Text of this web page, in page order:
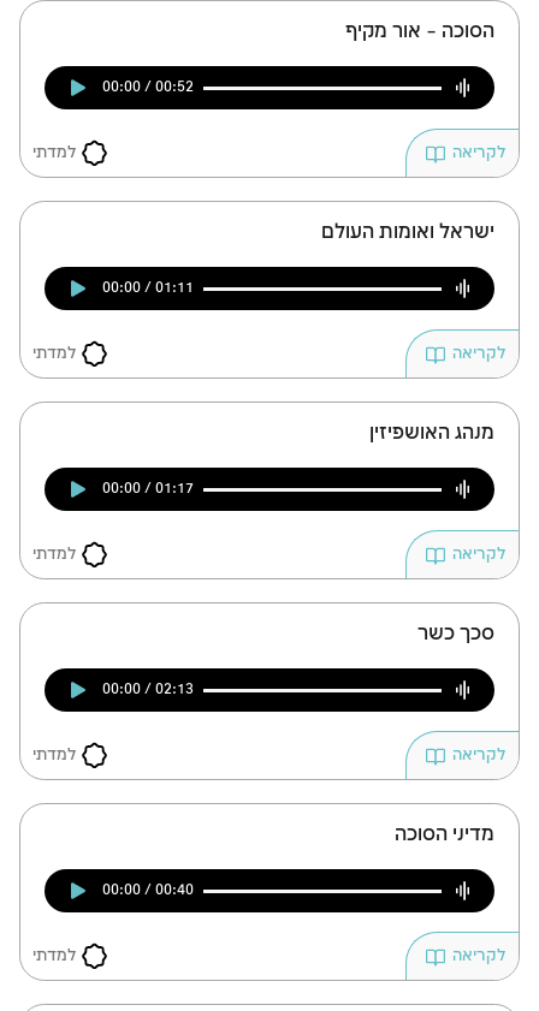
הסוכה – אור מקיף
00:00 / 00:52
למדתי לקריאה
ישראל ואומות העולם
00:00 / 01:11
למדתי לקריאה
מנהג האושפיזין
00:00 / 01:17
למדתי לקריאה
סכך כשר
00:00 / 02:13
למדתי לקריאה
מדיני הסוכה
00:00 / 00:40
למדתי לקריאה